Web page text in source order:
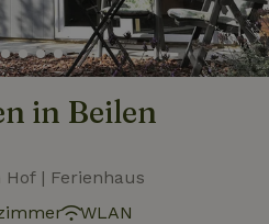
in Beilen
| Ferienhaus
WLAN